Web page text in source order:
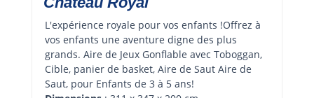
L'expérience royale pour vos enfants !Offrez à
vos enfants une aventure digne des plus
grands. Aire de Jeux Gonflable avec Toboggan,
Cible, panier de basket, Aire de Saut Aire de
Saut, pour Enfants de 3 à 5 ans!